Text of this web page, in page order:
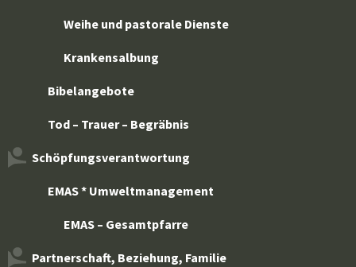
Weihe und pastorale Dienste
Krankensalbung
Bibelangebote
Tod – Trauer – Begräbnis
Schöpfungsverantwortung
EMAS * Umweltmanagement
EMAS – Gesamtpfarre
Partnerschaft, Beziehung, Familie